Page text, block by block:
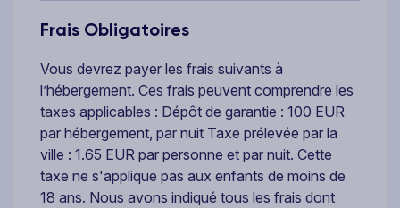
Frais Obligatoires
Vous devrez payer les frais suivants à
l’hébergement. Ces frais peuvent comprendre les
taxes applicables : Dépôt de garantie : 100 EUR
par hébergement, par nuit Taxe prélevée par la
ville : 1.65 EUR par personne et par nuit. Cette
taxe ne s'applique pas aux enfants de moins de
18 ans. Nous avons indiqué tous les frais dont